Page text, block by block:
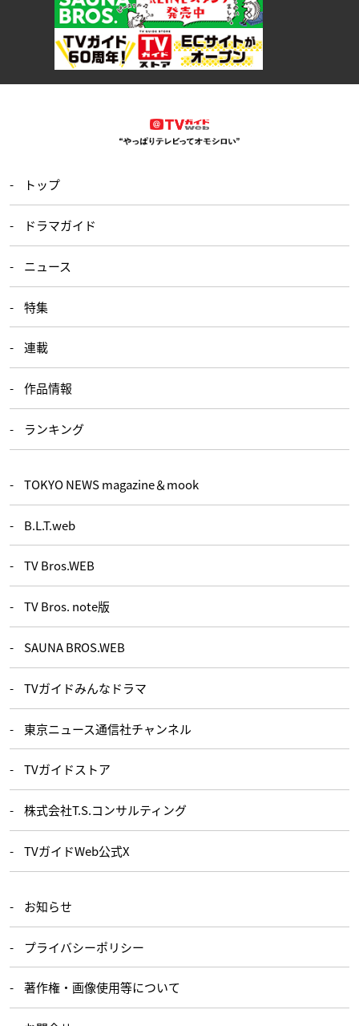
トップ
ドラマガイド
ニュース
特集
連載
作品情報
ランキング
TOKYO NEWS magazine＆mook
B.L.T.web
TV Bros.WEB
TV Bros. note版
SAUNA BROS.WEB
TVガイドみんなドラマ
東京ニュース通信社チャンネル
TVガイドストア
株式会社T.S.コンサルティング
TVガイドWeb公式X
お知らせ
プライバシーポリシー
著作権・画像使用等について